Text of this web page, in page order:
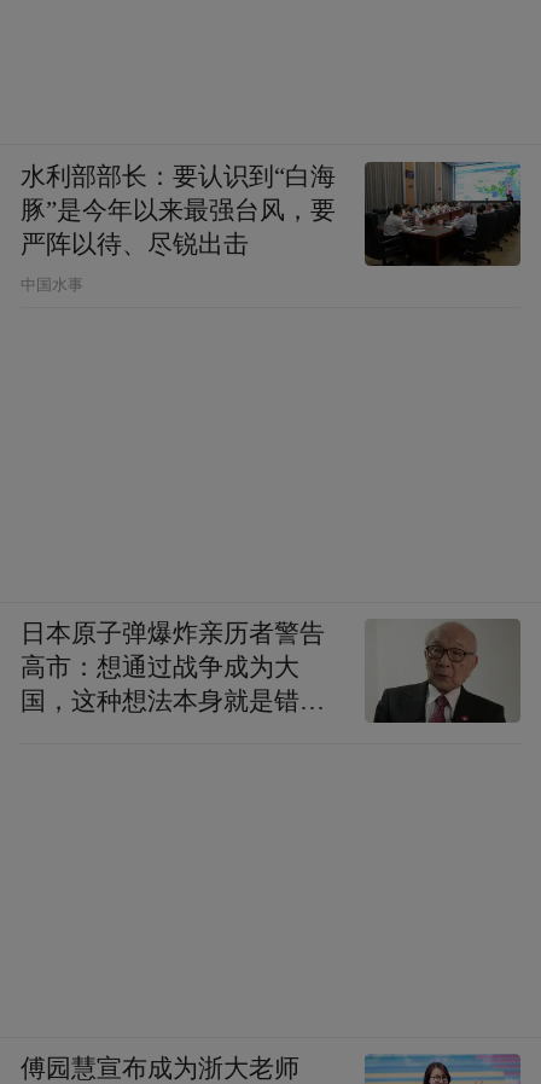
水利部部长：要认识到“白海
豚”是今年以来最强台风，要
严阵以待、尽锐出击
中国水事
日本原子弹爆炸亲历者警告
高市：想通过战争成为大
国，这种想法本身就是错误
傅园慧宣布成为浙大老师